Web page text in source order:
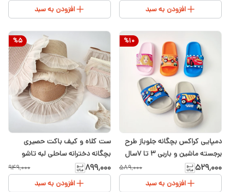
افزودن به سبد افزودن به سبد
%10
دمپایی کراکس بچگانه جلوباز طرح
برجسته ماشین و باربی ۳ تا ۷سال
۵۲۹٬۰۰۰ ۵۸۹٬۰۰۰
افزودن به سبد
%5
ست کلاه و کیف باکت حصیری
بچگانه دخترانه ساحلی لبه تاشو
حریر تور و مروارید
۸۹۹٬۰۰۰ ۹۴۹٬۰۰۰
افزودن به سبد